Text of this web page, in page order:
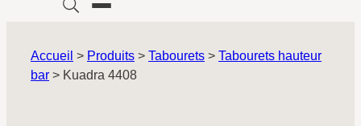
Accueil > Produits > Tabourets > Tabourets hauteur
bar > Kuadra 4408